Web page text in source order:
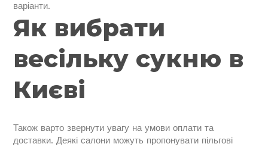
варіанти.
Як вибрати
весільку сукню в
Києві
Також варто звернути увагу на умови оплати та
доставки. Деякі салони можуть пропонувати пільгові